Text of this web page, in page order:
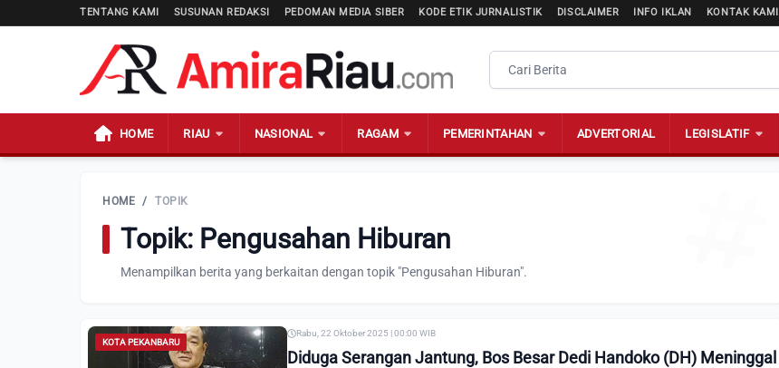
TENTANG KAMI SUSUNAN REDAKSI PEDOMAN MEDIA SIBER KODE ETIK JURNALISTIK DISCLAIMER INFO IKLAN KONTAK KAMI
HOME RIAU NASIONAL RAGAM PEMERINTAHAN ADVERTORIAL LEGISLATIF
HOME / TOPIK
Topik: Pengusahan Hiburan
Menampilkan berita yang berkaitan dengan topik "Pengusahan Hiburan".
KOTA PEKANBARU
Rabu, 22 Oktober 2025 | 00:00 WIB
Diduga Serangan Jantung, Bos Besar Dedi Handoko (DH) Meninggal